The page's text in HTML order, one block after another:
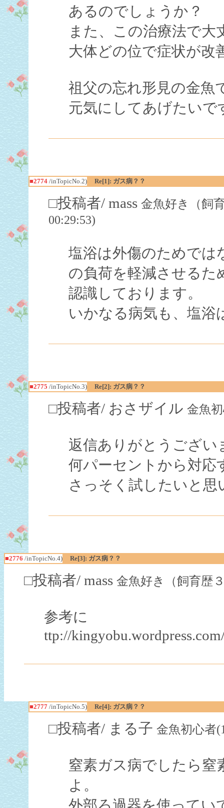
あるのでしょうか？
また、この治療法で大
大体どの位で症状が改
祖父の忘れ形見の金魚
元気にしてあげたいで
■2774/inTopicNo.2) Re[1]: ガス病？？
□投稿者/ mass 金魚好き（飼
00:29:53)
塩浴は外傷のためでは
の負荷を軽減させるた
認識しております。
いかなる病気も、塩浴
■2775 /inTopicNo.3) Re[2]: ガス病？？
□投稿者/ おさザイル 金魚
返信ありがとうござい
何パーセントから対応
さっそく試したいと思
■2776 /inTopicNo.4) Re[3]: ガス病？？
□投稿者/ mass 金魚好き（飼育歴
参考に
ttp://
■2777/inTopicNo.5) Re[4]: ガス病？？
□投稿者/ まる子 金魚初心者
窒素ガス病でしたら窒
よ。